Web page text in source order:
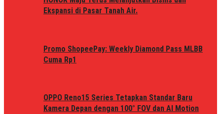
Ekspansi di Pasar Tanah Air.
Promo ShopeePay: Weekly Diamond Pass MLBB
Cuma Rp1
OPPO Reno15 Series Tetapkan Standar Baru
Kamera Depan dengan 100° FOV dan AI Motion